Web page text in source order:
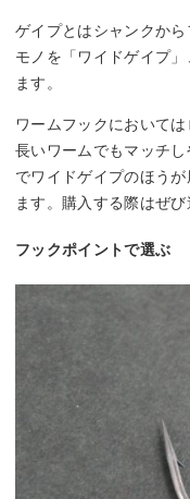
ゲイプとはシャンクか
モノを「ワイドゲイプ
ます。
ワームフックにおいて
長いワームでもマッチ
でワイドゲイプのほう
ます。購入する際はぜ
フックポイントで選ぶ